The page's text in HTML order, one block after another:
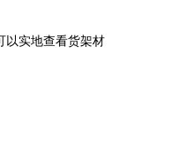
以实地查看货架材